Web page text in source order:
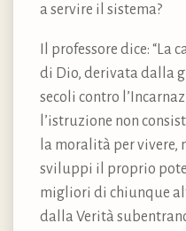
a servire il sistema?
Il professore dice: “La
di Dio, derivata dalla
secoli contro
l’istruzione non
la moralità per vivere,
sviluppi il proprio
migliori di chiunque
dalla Verità